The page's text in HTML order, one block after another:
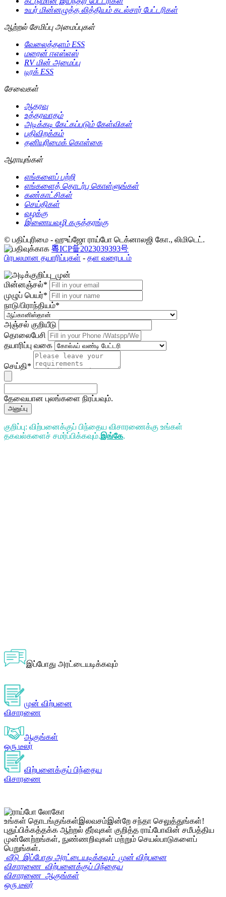
உயர் மின்னழுத்த லித்தியம் கடல்சார் பேட்டரிகள்
ஆற்றல் சேமிப்பு அமைப்புகள்
வேலைத்தளம் ESS
மரைன் ஈஎஸ்எஸ்
RV மின் அமைப்பு
டிரக் ESS
சேவைகள்
ஆதரவு
உத்தரவாதம்
அடிக்கடி கேட்கப்படும் கேள்விகள்
பதிவிறக்கம்
தனியுரிமைக் கொள்கை
ஆராயுங்கள்
எங்களைப் பற்றி
எங்களைத் தொடர்பு கொள்ளுங்கள்
கண்காட்சிகள்
செய்திகள்
வழக்கு
இணையவழி கருத்தரங்கு
© பதிப்புரிமை - ஹுய்ஜோ ராய்போ டெக்னாலஜி கோ., லிமிடெட்.
粤ICP备2023039393号
பிரபலமான தயாரிப்புகள் - தள வரைபடம்
மின்னஞ்சல்*
முழுப் பெயர்*
நாடு/பிராந்தியம்*
அஞ்சல் குறியீடு
தொலைபேசி
தயாரிப்பு வகை
செய்தி*
தேவையான புலங்களை நிரப்பவும்.
அனுப்பு
குறிப்பு: விற்பனைக்குப் பிந்தைய விசாரணைக்கு உங்கள்
தகவல்களைச் சமர்ப்பிக்கவும்.இங்கே.
இப்போது அரட்டையடிக்கவும்
முன் விற்பனை
விசாரணை
ஆகுங்கள்
ஒரு டீலர்
விற்பனைக்குப் பிந்தைய
விசாரணை
உங்கள் தொடங்குங்கள்இலவசம்இன்றே சந்தா செலுத்துங்கள்!
புதுப்பிக்கத்தக்க ஆற்றல் தீர்வுகள் குறித்த ராய்போவின் சமீபத்திய
முன்னேற்றங்கள், நுண்ணறிவுகள் மற்றும் செயல்பாடுகளைப்
பெறுங்கள்.
வீடு இப்போது அரட்டையடிக்கவும் முன் விற்பனை
விசாரணை விற்பனைக்குப் பிந்தைய
விசாரணை ஆகுங்கள்
ஒரு டீலர்